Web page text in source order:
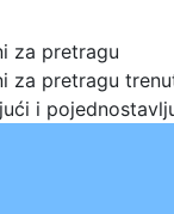
za pretragu
za pretragu
i